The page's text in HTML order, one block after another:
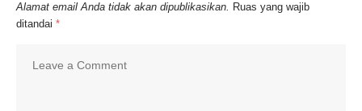
Alamat email Anda tidak akan dipublikasikan. Ruas yang wajib
ditandai *